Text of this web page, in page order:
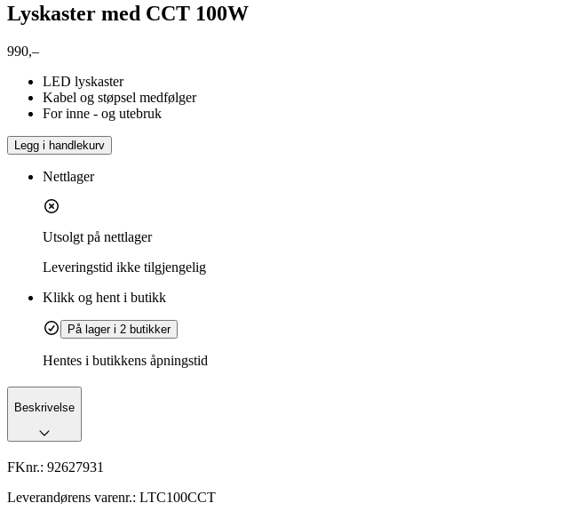
Lyskaster med CCT 100W
990,–
LED lyskaster
Kabel og støpsel medfølger
For inne - og utebruk
Legg i handlekurv
Nettlager
Utsolgt på nettlager
Leveringstid ikke tilgjengelig
Klikk og hent i butikk
På lager i 2 butikker
Hentes i butikkens åpningstid
Beskrivelse
FKnr.: 92627931
Leverandørens varenr.: LTC100CCT